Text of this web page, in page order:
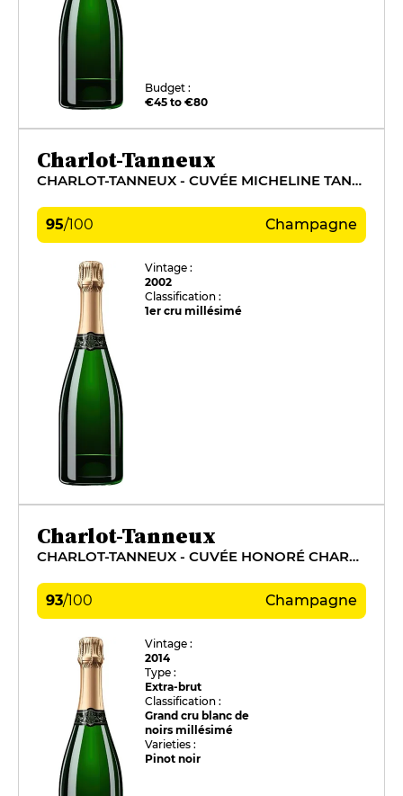
Budget :
€45 to €80
Charlot-Tanneux
CHARLOT-TANNEUX - CUVÉE MICHELINE TANNEUX
95/100 Champagne
Vintage :
2002
Classification :
1er cru millésimé
Charlot-Tanneux
CHARLOT-TANNEUX - CUVÉE HONORÉ CHARLOT
93/100 Champagne
Vintage :
2014
Type :
Extra-brut
Classification :
Grand cru blanc de
noirs millésimé
Varieties :
Pinot noir